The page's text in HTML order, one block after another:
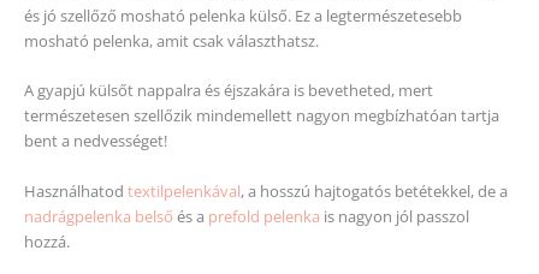
és jó szellőző mosható pelenka külső. Ez a legtermészetesebb
mosható pelenka, amit csak választhatsz.
A gyapjú külsőt nappalra és éjszakára is bevetheted, mert
természetesen szellőzik mindemellett nagyon megbízhatóan tartja
bent a nedvességet!
Használhatod textilpelenkával, a hosszú hajtogatós betétekkel, de a
nadrágpelenka belső és a prefold pelenka is nagyon jól passzol
hozzá.